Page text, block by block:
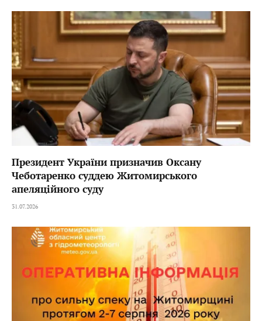
Президент України призначив Оксану
Чеботаренко суддею Житомирського
апеляційного суду
31.07.2026